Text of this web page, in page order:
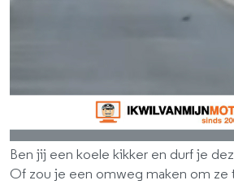
Ben jij een koele kikker en durf je
Of zou je een omweg maken om ze